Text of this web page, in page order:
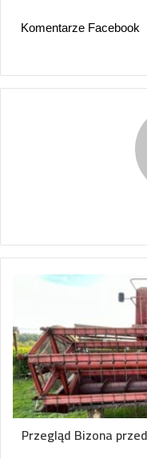
Komentarze Facebook
Przegląd Bizona